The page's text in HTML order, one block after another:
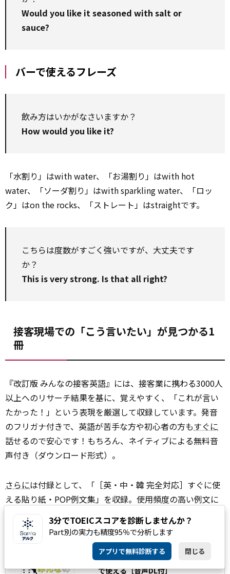
Would you like it seasoned with salt or
sauce?
バーで使えるフレーズ
飲み方はいかがなさいますか？
How would you like it?
「水割り」はwith water、「お湯割り」はwith hot
water、「ソーダ割り」はwith sparkling water、「ロッ
ク」はon the rocks、「ストレート」はstraightです。
こちらは度数がすごく強いですが、大丈夫です
か？
This is very strong. Is that all right?
接客現場での「こう言いたい」が見つかる1
冊
『改訂版 みんなの接客英語』には、接客業に携わる3000人
以上へのリサーチ結果を基に、覚えやすく、「これが言い
たかった！」という表現を厳選して収録しています。発音
のフリガナ付きで、英語が苦手な方や初心者の方もすぐに
話せるので安心です！もちろん、ネイティブによる無料音
声付き（ダウンロード形式）。
さらには付録として、「［英・中・韓 完全対応］すぐに使
える貼り紙・POP例文集」を収録。使用頻度の高い例文に
ついては、PDFでダウンロード＆印刷して店舗や施設など
に掲示していただける読者特典付きです。
改訂版 みんなの接客英語 ~ 全業種
で使える［音声DL付］
3分でTOEICスコアを診断しませんか？
Part別の実力も精度95％で分析します
アプリで無料診断する 閉じる